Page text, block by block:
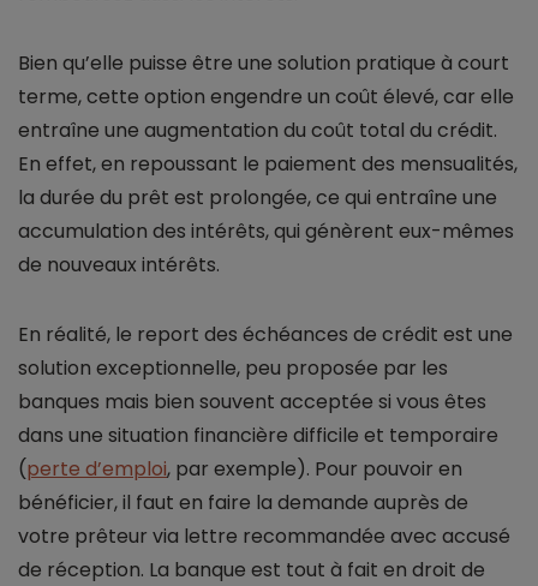
Bien qu’elle puisse être une solution pratique à court
terme, cette option engendre un coût élevé, car elle
entraîne une augmentation du coût total du crédit.
En effet, en repoussant le paiement des mensualités,
la durée du prêt est prolongée, ce qui entraîne une
accumulation des intérêts, qui génèrent eux-mêmes
de nouveaux intérêts.
En réalité, le report des échéances de crédit est une
solution exceptionnelle, peu proposée par les
banques mais bien souvent acceptée si vous êtes
dans une situation financière difficile et temporaire
(perte d’emploi, par exemple). Pour pouvoir en
bénéficier, il faut en faire la demande auprès de
votre prêteur via lettre recommandée avec accusé
de réception. La banque est tout à fait en droit de